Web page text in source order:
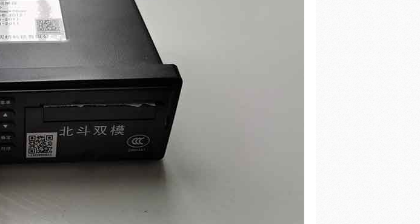
符*[136****7536]
货车驾驶员身份识别卡（驾驶人信息卡） - 顺
丰快递（预计明日送达）
方*[137****8350]
货车驾驶员身份识别卡（驾驶人信息卡） - 顺
丰快递（预计明日送达）
符*[136****7591]
货车驾驶员身份识别卡（驾驶人信息卡） - 顺
货车驾驶员身份识别卡（驾驶人信息卡） - 顺